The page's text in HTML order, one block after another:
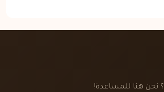
نحن هنا للمساعدة!